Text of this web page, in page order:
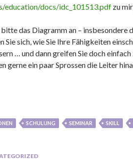
education/docs/idc_101513.pdf zu
das Diagramm an – insbesondere
Sie sich, wie Sie Ihre Fähigkeiten
… und dann greifen Sie doch
gerne ein paar Sprossen die Leiter
SCHULUNG SEMINAR SKILL